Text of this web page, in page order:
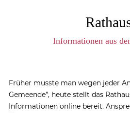
Informationen aus
Früher musste man wegen jeder
Gemeende”, heute stellt das
Informationen online bereit.